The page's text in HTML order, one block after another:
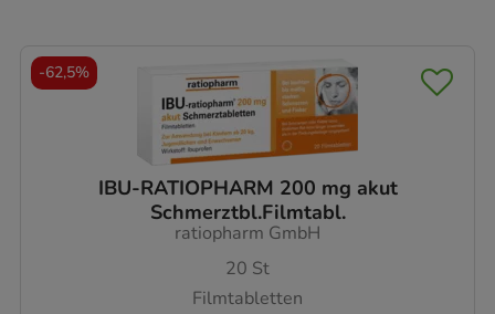
IBU-RATIOPHARM 200 mg akut
Schmerztbl.Filmtabl.
ratiopharm GmbH
20 St
Filmtabletten
-62,5%